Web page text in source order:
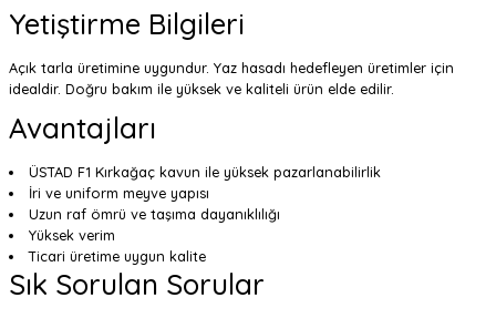
Yetiştirme Bilgileri
Açık tarla üretimine uygundur. Yaz hasadı hedefleyen üretimler için
idealdir. Doğru bakım ile yüksek ve kaliteli ürün elde edilir.
Avantajları
ÜSTAD F1 Kırkağaç kavun ile yüksek pazarlanabilirlik
İri ve uniform meyve yapısı
Uzun raf ömrü ve taşıma dayanıklılığı
Yüksek verim
Ticari üretime uygun kalite
Sık Sorulan Sorular